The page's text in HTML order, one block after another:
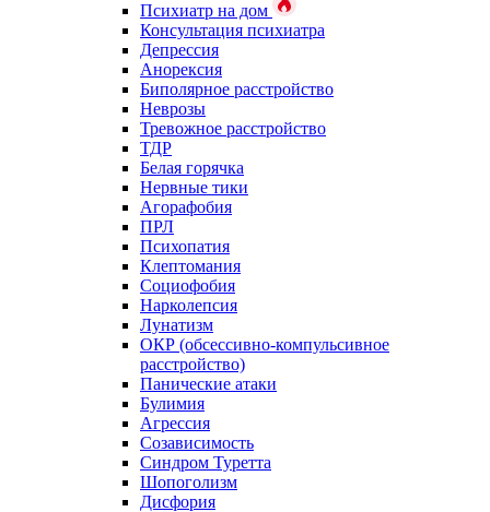
Психиатр на дом
Консультация психиатра
Депрессия
Анорексия
Биполярное расстройство
Неврозы
Тревожное расстройство
ТДР
Белая горячка
Нервные тики
Агорафобия
ПРЛ
Психопатия
Клептомания
Социофобия
Нарколепсия
Лунатизм
ОКР (обсессивно-компульсивное
расстройство)
Панические атаки
Булимия
Агрессия
Созависимость
Синдром Туретта
Шопоголизм
Дисфория